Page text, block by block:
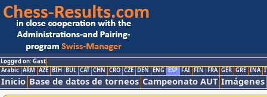
Logged on: Gast
Arabic ARM AZE BIH BUL CAT CHN CRO CZE DEN ENG ESP FAI FIN FRA GER GRE INA
Inicio Base de datos de torneos Campeonato AUT Imágenes